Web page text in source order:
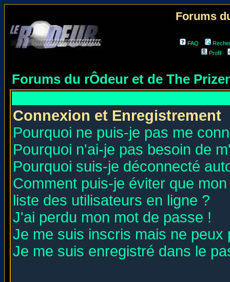
Forums
FAQ
Profil
Forums du rÔdeur et de The
Connexion et Enregistrement
Pourquoi ne puis-je pas me
Pourquoi n'ai-je pas besoin de
Pourquoi suis-je déconnecté
Comment puis-je éviter que
liste des utilisateurs en ligne ?
J'ai perdu mon mot de passe !
Je me suis inscris mais ne peux
Je me suis enregistré dans le